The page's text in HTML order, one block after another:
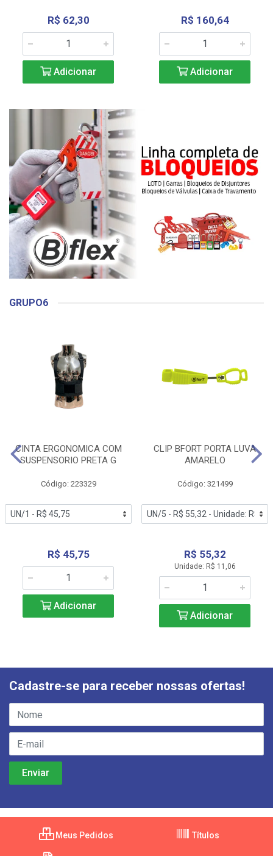
R$ 62,30
Adicionar
R$ 160,64
Adicionar
GRUPO6
CINTA ERGONOMICA COM
SUSPENSORIO PRETA G
Código: 223329
R$ 45,75
Adicionar
CLIP BFORT PORTA LUVA
AMARELO
Código: 321499
R$ 55,32
Unidade: R$ 11,06
Adicionar
Cadastre-se para receber nossas ofertas!
Meus Pedidos Títulos